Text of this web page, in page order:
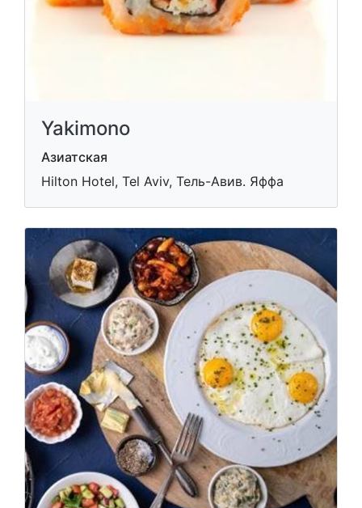
Yakimono
Азиатская
Hilton Hotel, Tel Aviv, Тель-Авив. Яффа